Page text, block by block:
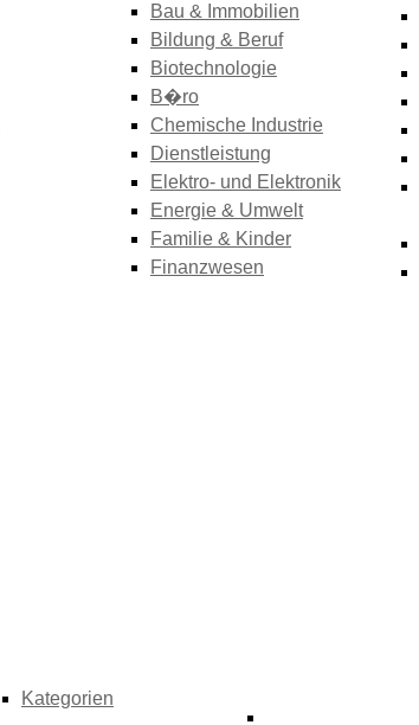
Bau & Immobilien
Bildung & Beruf
Biotechnologie
B�ro
Chemische Industrie
Dienstleistung
Elektro- und Elektronik
Energie & Umwelt
Familie & Kinder
Finanzwesen
Kategorien